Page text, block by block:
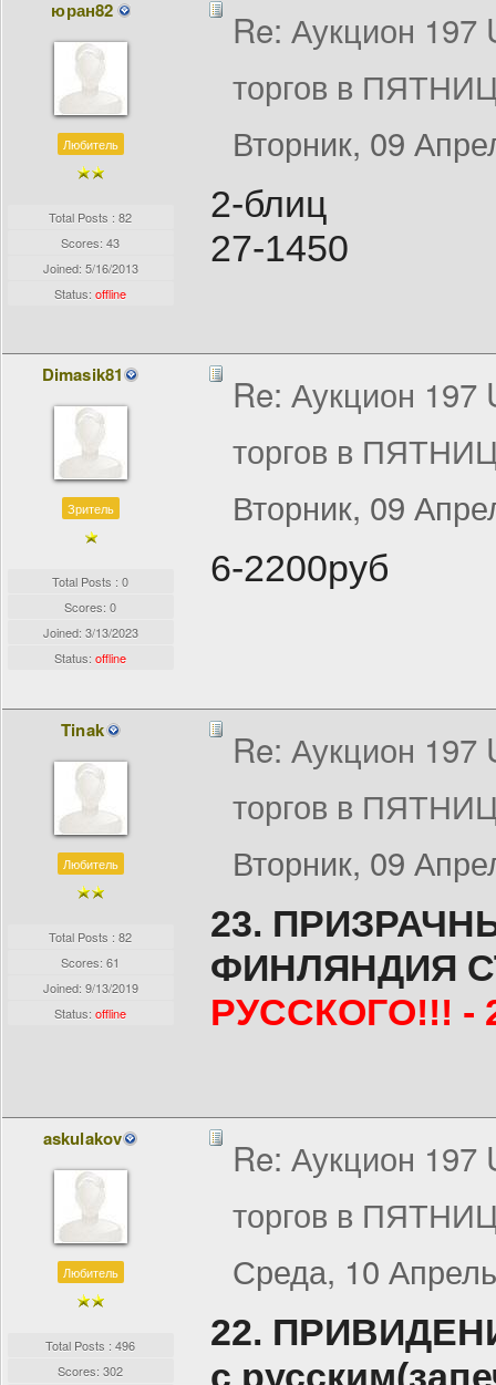
юран82
Любитель
Total Posts : 82
Scores: 43
Joined: 5/16/2013
Status:offline
Re: Аукцион 197
торгов в
Вторник, 09
2-блиц
27-1450
Dimasik81
Зритель
Total Posts : 0
Scores: 0
Joined: 3/13/2023
Status:offline
Re: Аукцион 197
торгов в
Вторник, 09
6-2200руб
Tinak
Любитель
Total Posts : 82
Scores: 61
Joined: 9/13/2019
Status:offline
Re: Аукцион 197
торгов в
Вторник, 09
23.
ФИНЛЯНДИЯ
РУССКОГО!!! -
askulakov
Любитель
Total Posts : 496
Scores: 302
Re: Аукцион 197
торгов в
Среда, 10
22.
с